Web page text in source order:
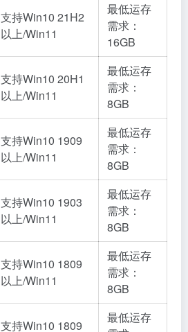
支持Win10 21H2
以上/Win11
最低运存
需求：
16GB
支持Win10 20H1
以上/Win11
最低运存
需求：
8GB
支持Win10 1909
以上/Win11
最低运存
需求：
8GB
支持Win10 1903
以上/Win11
最低运存
需求：
8GB
支持Win10 1809
以上/Win11
最低运存
需求：
8GB
支持Win10 1809
最低运存